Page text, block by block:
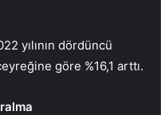
yılının dördüncü
göre %16,1 arttı.